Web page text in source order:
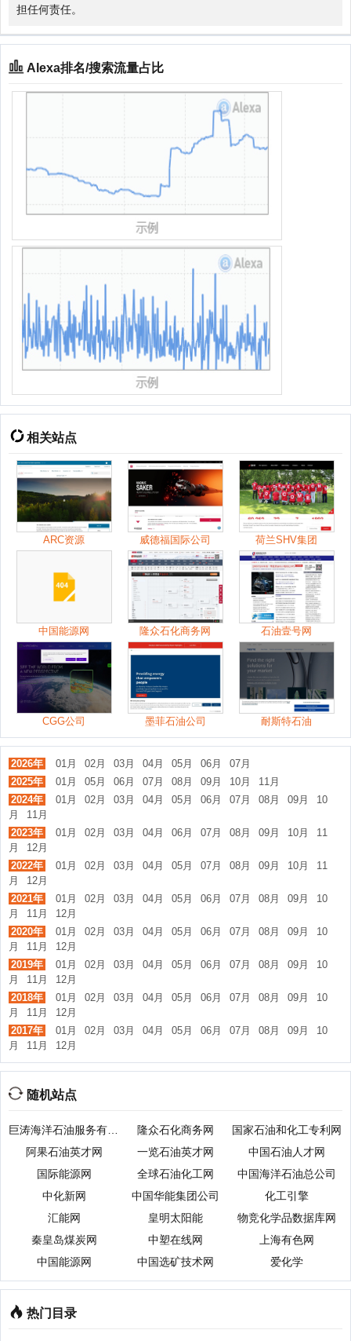
担任何责任。
Alexa排名/搜索流量占比
相关站点
ARC资源 威德福国际公司 荷兰SHV集团
中国能源网 隆众石化商务网 石油壹号网
CGG公司 墨菲石油公司 耐斯特石油
2026年 01月 02月 03月 04月 05月 06月
07月
2025年
01月 05月 06月 07月 08月 09月 10月
11月
2024年
01月 02月 03月 04月 05月 06月 07月 08月 09月
10
月
11月
2023年
01月 02月 03月 04月 06月 07月 08月 09月 10月
11
月
12月
2022年
01月 02月 03月 04月 05月 07月 08月 09月 10月
11
月
12月
2021年
01月 02月 03月 04月 05月 06月 07月 08月 09月
10
月
11月
12月
2020年
01月 02月 03月 04月 05月 06月 07月 08月 09月
10
月
11月
12月
2019年
01月 02月 03月 04月 05月 06月 07月 08月 09月
10
月
11月
12月
2018年
01月 02月 03月 04月 05月 06月 07月 08月 09月
10
月
11月
12月
2017年
01月 02月 03月 04月 05月 06月 07月 08月 09月
10
月
11月 12月
随机站点
隆众石化商务网
国家石油和化工专利网
阿果石油英才网
一览石油英才网
中国石油人才网
国际能源网
全球石油化工网
中国海洋石油总公司
中化新网
中国华能集团公司
化工引擎
汇能网
皇明太阳能
物竞化学品数据库网
秦皇岛煤炭网
中塑在线网
上海有色网
中国能源网
中国选矿技术网 爱化学
热门目录